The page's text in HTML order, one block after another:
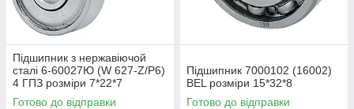
Підшипник з нержавіючой
сталі 6-60027Ю (W 627-Z/P6)
4 ГПЗ розміри 7*22*7
Готово до відправки
Підшипник 7000102 (16002)
BEL розміри 15*32*8
Готово до відправки